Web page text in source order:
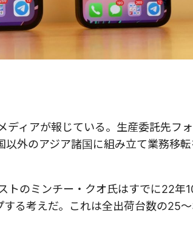
ディアが報じている。生産委託先フ
以外のアジア諸国に組み立て業務移
トのミンチー・クオ氏はすでに22年
る考えだ。これは全出荷台数の25